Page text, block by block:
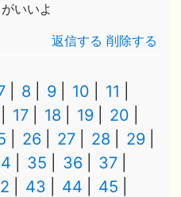
いいよ
返信する 削除する
8 9 10
11
17 18 19
20
26 27 28
29
35 36
37
43 44
45